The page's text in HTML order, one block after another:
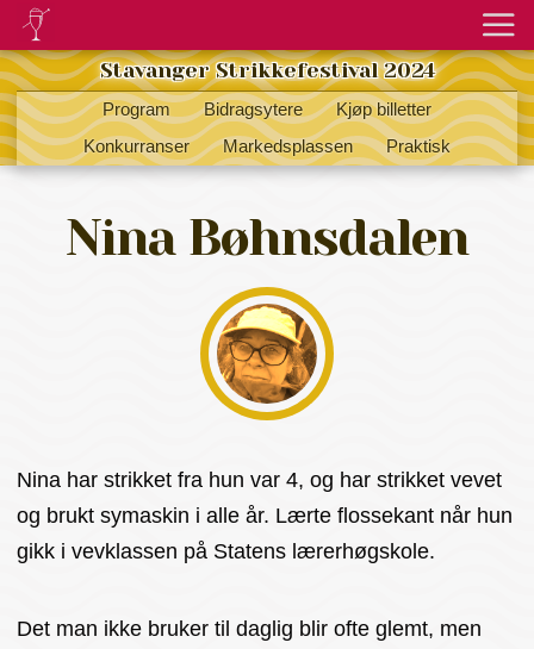
Stavanger Strikkefestival 2024
Program Bidragsytere
Kjøp billetter
Konkurranser
Markedsplassen Praktisk
Nina Bøhnsdalen
Nina har strikket fra hun var 4, og har strikket vevet
og brukt symaskin i alle år. Lærte flossekant når hun
gikk i vevklassen på Statens lærerhøgskole.
Det man ikke bruker til daglig blir ofte glemt, men